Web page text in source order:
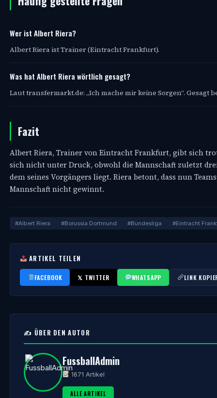
Wer ist Albert Riera?
Albert Riera ist Trainer (Eintracht Frankfurt).
Was hat Albert Riera wörtlich gesagt?
Laut transfermarkt.de: „Ich mache mir keine Sorgen“. Gesagt
Fazit
Albert Riera, Trainer von Eintracht Frankfurt, gibt sich
sich nicht unter Druck, obwohl die Mannschaft zuletzt
dem seines Vorgängers liegt. Riera betont, dass nun
Mannschaft nicht gewinnt.
#Albert Riera #Borussia Dortmund #Bundesliga #Eintracht
ARTIKEL TEILEN
FACEBOOK 𝕏 TWITTER WHATSAPP LINK
✍️ ÜBER DEN AUTOR
FussballAdmin
1671 Artikel
ALLE ARTIKEL